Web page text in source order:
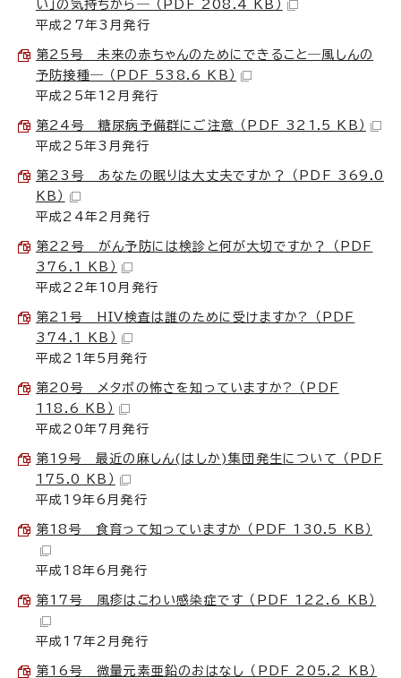
い」の気持ちから― （PDF 208.4 KB）
平成27年3月発行
第25号 未来の赤ちゃんのためにできること―風しんの
予防接種― （PDF 538.6 KB）
平成25年12月発行
第24号 糖尿病予備群にご注意 （PDF 321.5 KB）
平成25年3月発行
第23号 あなたの眠りは大丈夫ですか？ （PDF 369.0
KB）
平成24年2月発行
第22号 がん予防には検診と何が大切ですか？ （PDF
376.1 KB）
平成22年10月発行
第21号 HIV検査は誰のために受けますか? （PDF
374.1 KB）
平成21年5月発行
第20号 メタボの怖さを知っていますか? （PDF
118.6 KB）
平成20年7月発行
第19号 最近の麻しん(はしか)集団発生について （PDF
175.0 KB）
平成19年6月発行
第18号 食育って知っていますか （PDF 130.5 KB）
平成18年6月発行
第17号 風疹はこわい感染症です （PDF 122.6 KB）
平成17年2月発行
第16号 微量元素亜鉛のおはなし （PDF 205.2 KB）